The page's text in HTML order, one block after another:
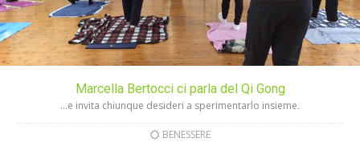
Marcella Bertocci ci parla del Qi Gong
…e invita chiunque desideri a sperimentarlo insieme.
BENESSERE